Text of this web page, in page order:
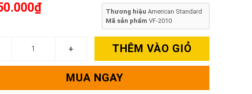
Thương hiệu American Standard
Mã sản phẩm VF-2010
THÊM VÀO GIỎ
MUA NGAY